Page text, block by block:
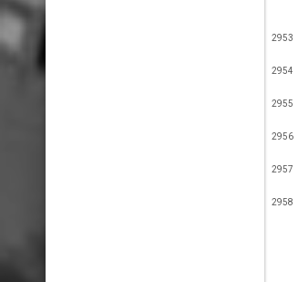
2953
2954
2955
2956
2957
2958